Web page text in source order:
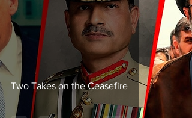
Two Takes on the Ceasefire